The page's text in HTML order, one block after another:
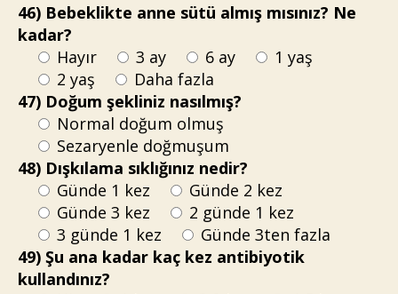
46) Bebeklikte anne sütü almış mısınız? Ne
kadar?
Hayır
3 ay 6 ay
1 yaş
2 yaş
Daha fazla
47) Doğum şekliniz nasılmış?
Normal doğum olmuş
Sezaryenle doğmuşum
48) Dışkılama sıklığınız nedir?
Günde 1 kez
Günde 2 kez
Günde 3 kez
2 günde 1 kez
3 günde 1 kez
Günde 3ten fazla
49) Şu ana kadar kaç kez antibiyotik
kullandınız?